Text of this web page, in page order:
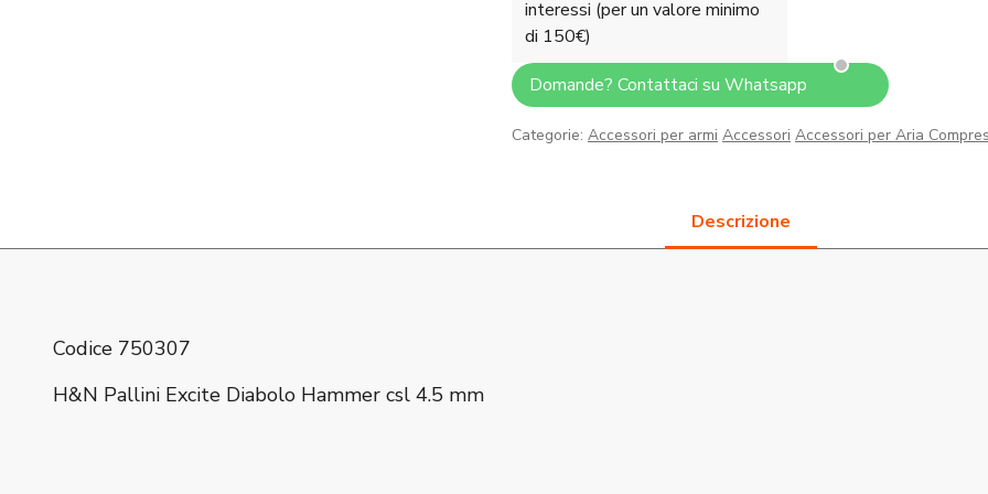
interessi (per un valore minimo
di 150€)
Domande? Contattaci su Whatsapp
Categorie: Accessori per armi Accessori Accessori per Aria
Codice 750307
H&N Pallini Excite Diabolo Hammer csl 4.5 mm